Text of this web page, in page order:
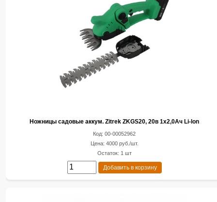
Ножницы садовые аккум. Zitrek ZKGS20, 20в 1x2,0Ач Li-lon
Код: 00-00052962
Цена: 4000 руб./шт.
Остаток: 1 шт
Добавить в корзину